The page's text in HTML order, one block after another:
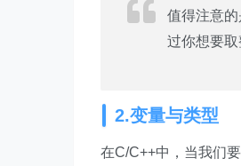
值得注意
过你想要
2.变量与类型
在C/C++中，当我们